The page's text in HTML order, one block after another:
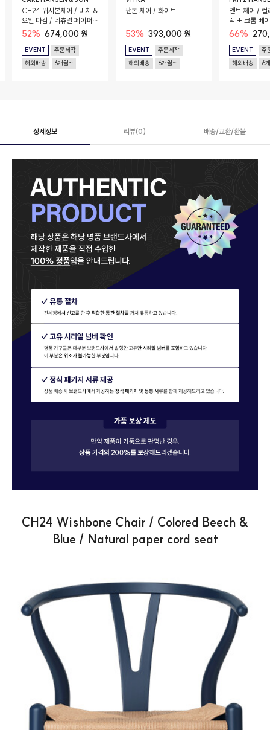
CH24 위시본체어 / 비치 &
오일 마감 / 네츄럴 페이퍼
코드 시트
52% 674,000 원
EVENT
주문제작
해외배송
6개월~
팬톤 체어 / 화이트
53% 393,000 원
EVENT
주문제작
해외배송
6개월~
앤트 체어 /
랙 + 크롬 베
66%
EVENT
주
해외배송
6
상세정보 리뷰(0) 배송/교환/환불
CH24 Wishbone Chair / Colored Beech &
Blue / Natural paper cord seat